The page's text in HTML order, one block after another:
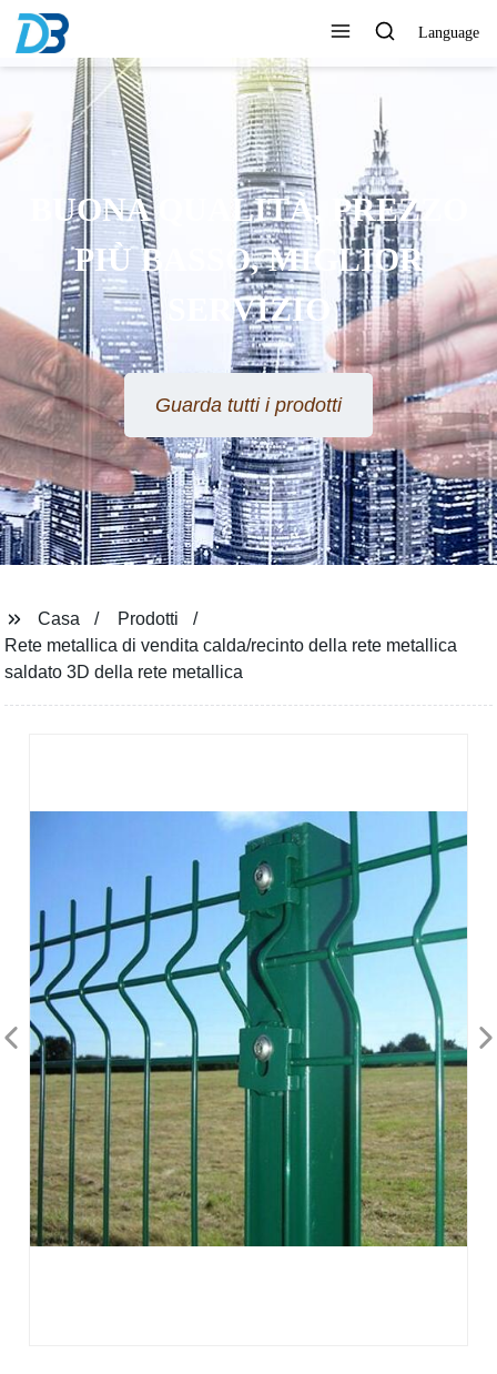
Language
Casa
Prodotti
Rete metallica di vendita calda/recinto della rete metallica
saldato 3D della rete metallica